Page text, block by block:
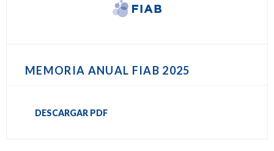
MEMORIA ANUAL FIAB 2025
DESCARGAR PDF